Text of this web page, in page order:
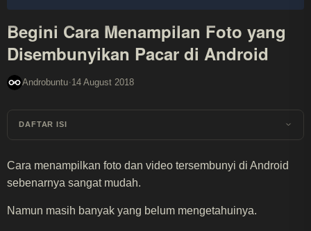
Begini Cara Menampilan Foto yang
Disembunyikan Pacar di Android
Androbuntu·14 August 2018
DAFTAR ISI
Cara menampilkan foto dan video tersembunyi di Android
sebenarnya sangat mudah.
Namun masih banyak yang belum mengetahuinya.